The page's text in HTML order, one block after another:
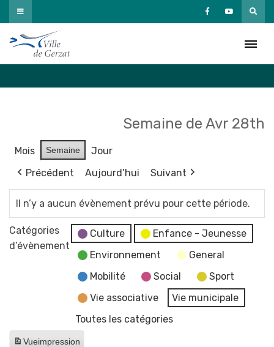
Passer
au
contenu
Semaine de Avr 28th
Mois Semaine
Jour
Précédent
Aujourd’hui Suivant
Il n’y a aucun évènement prévu pour cette période.
Catégories
d’évènement
Culture
Enfance - Jeunesse
Environnement
General
Mobilité
Social
Sport
Vie associative
Vie municipale
Toutes les catégories
Vueimpression